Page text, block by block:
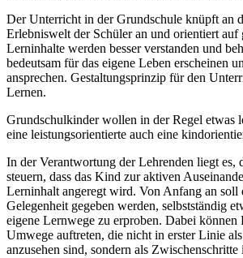
Der Unterricht in der Grundschule knüpft an
Erlebniswelt der Schüler an und orientiert auf
Lerninhalte werden besser verstanden und
bedeutsam für das eigene Leben erscheinen
ansprechen. Gestaltungsprinzip für den
Lernen.
Grundschulkinder wollen in der Regel etwas
eine leistungsorientierte auch eine
In der Verantwortung der Lehrenden liegt es,
steuern, dass das Kind zur aktiven
Lerninhalt angeregt wird. Von Anfang an soll
Gelegenheit gegeben werden, selbstständig
eigene Lernwege zu erproben. Dabei können
Umwege auftreten, die nicht in erster Linie
anzusehen sind, sondern als Zwischenschritte